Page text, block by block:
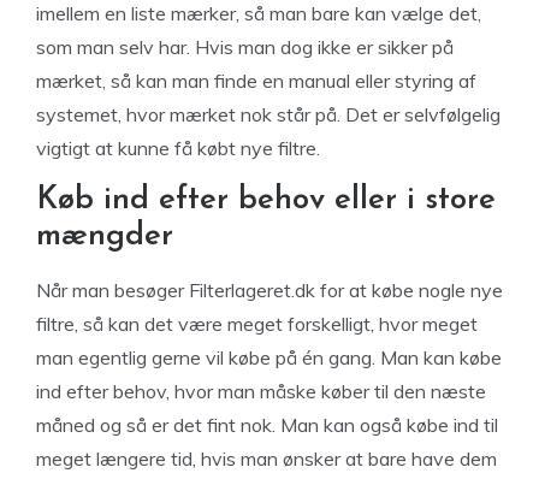
imellem en liste mærker, så man bare kan vælge det,
som man selv har. Hvis man dog ikke er sikker på
mærket, så kan man finde en manual eller styring af
systemet, hvor mærket nok står på. Det er selvfølgelig
vigtigt at kunne få købt nye filtre.
Køb ind efter behov eller i store
mængder
Når man besøger Filterlageret.dk for at købe nogle nye
filtre, så kan det være meget forskelligt, hvor meget
man egentlig gerne vil købe på én gang. Man kan købe
ind efter behov, hvor man måske køber til den næste
måned og så er det fint nok. Man kan også købe ind til
meget længere tid, hvis man ønsker at bare have dem